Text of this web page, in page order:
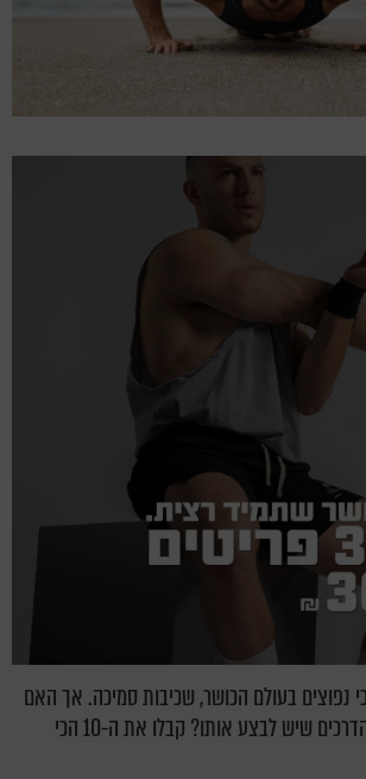
נפוצים בעולם הכושר, שכיבות סמיכה. אך האם
הכרת את כל הסוגים והדרכים שיש לבצע אותו? קבלו את ה-10 הכי